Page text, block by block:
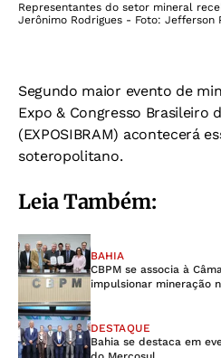
Representantes do setor mineral
Jerônimo Rodrigues - Foto: Jefferson
Segundo maior evento de
Expo & Congresso Brasileiro
(EXPOSIBRAM) acontecerá
soteropolitano.
Leia Também:
BAHIA
CBPM se associa à
impulsionar mineração
DESTAQUE
Bahia se destaca em